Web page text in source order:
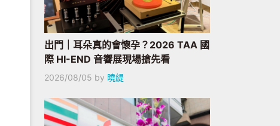
出門｜耳朵真的會懷孕？2026 TAA 國
際 HI-END 音響展現場搶先看
2026/08/05 by 曉緹